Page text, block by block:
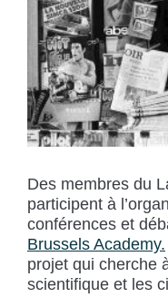
Des membres du
participent à
conférences et
Brussels Academy.
projet qui cherche
scientifique et les